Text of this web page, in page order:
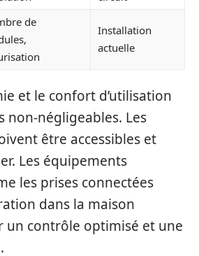
de
Installation
actuelle
et le confort d’utilisation
non-négligeables. Les
être accessibles et
Les équipements
les prises connectées
dans la maison
un contrôle optimisé et une